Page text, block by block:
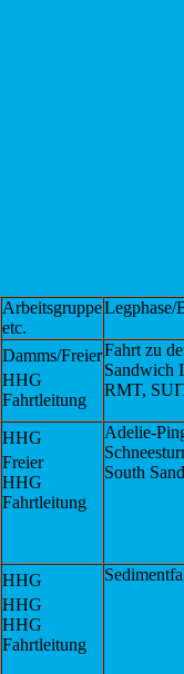
Arbeitsgruppe
etc.
Legphase/
Damms/Freier
HHG
Fahrtleitung
Fahrt zu
Sandwich
RMT,
HHG
Freier
HHG
Fahrtleitung
Adelie-
South
HHG
HHG
HHG
Fahrtleitung